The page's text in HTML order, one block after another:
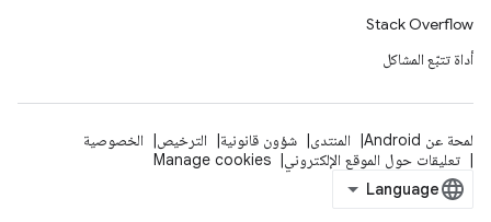
Stack Overflow
أداة تتبّع المشاكل
لمحة عن Android المنتدى شؤون قانونية الترخيص
الخصوصية
تعليقات حول الموقع الإلكتروني
Manage cookies